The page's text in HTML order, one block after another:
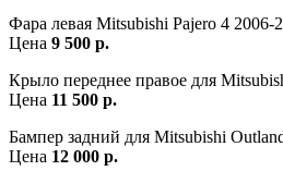
Фара левая Mitsubishi Pajero 4 2006-
Цена 9 500 р.
Крыло переднее правое для
Цена 11 500 р.
Бампер задний для Mitsubishi
Цена 12 000 р.